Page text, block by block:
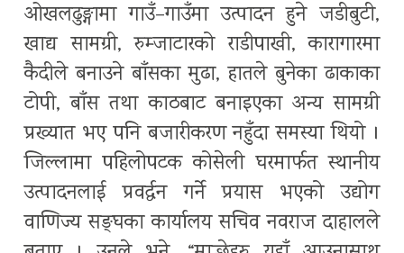
ओखलढुङ्गामा गाउँ–गाउँमा उत्पादन हुने जडीबुटी,
खाद्य सामग्री, रुम्जाटारको राडीपाखी, कारागारमा
कैदीले बनाउने बाँसका मुढा, हातले बुनेका ढाकाका
टोपी, बाँस तथा काठबाट बनाइएका अन्य सामग्री
प्रख्यात भए पनि बजारीकरण नहुँदा समस्या थियो ।
जिल्लामा पहिलोपटक कोसेली घरमार्फत स्थानीय
उत्पादनलाई प्रवर्द्धन गर्ने प्रयास भएको उद्योग
वाणिज्य सङ्घका कार्यालय सचिव नवराज दाहालले